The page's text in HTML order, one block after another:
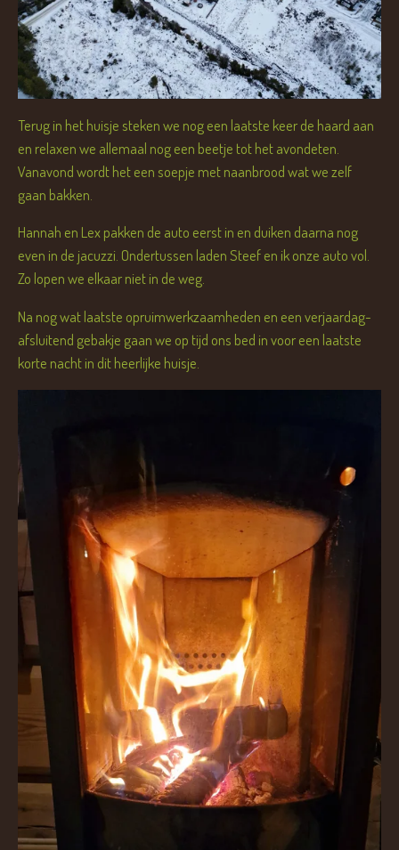
Terug in het huisje steken we nog een laatste keer de haard aan
en relaxen we allemaal nog een beetje tot het avondeten.
Vanavond wordt het een soepje met naanbrood wat we zelf
gaan bakken.
Hannah en Lex pakken de auto eerst in en duiken daarna nog
even in de jacuzzi. Ondertussen laden Steef en ik onze auto vol.
Zo lopen we elkaar niet in de weg.
Na nog wat laatste opruimwerkzaamheden en een verjaardag-
afsluitend gebakje gaan we op tijd ons bed in voor een laatste
korte nacht in dit heerlijke huisje.